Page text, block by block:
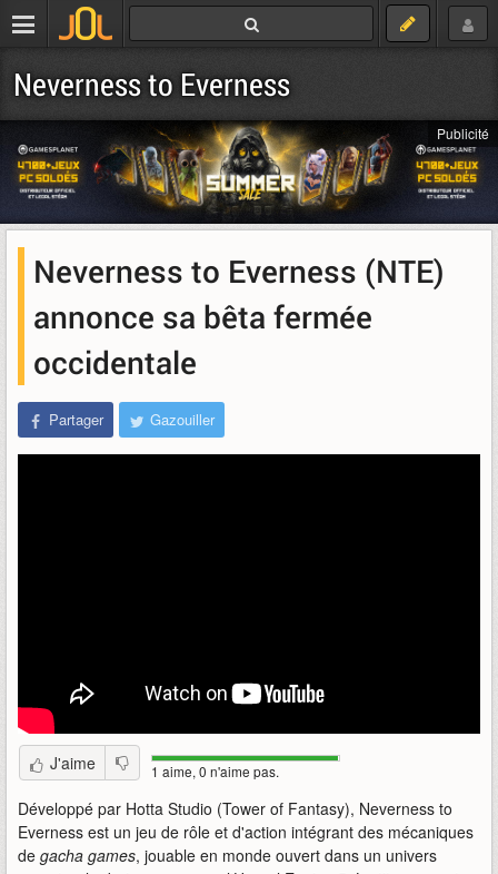
Neverness to Everness
Publicité
Neverness to Everness (NTE)
annonce sa bêta fermée
occidentale
Partager Gazouiller
J'aime 1 aime, 0 n'aime pas.
Développé par Hotta Studio (Tower of Fantasy), Neverness to
Everness est un jeu de rôle et d'action intégrant des mécaniques
de gacha games, jouable en monde ouvert dans un univers